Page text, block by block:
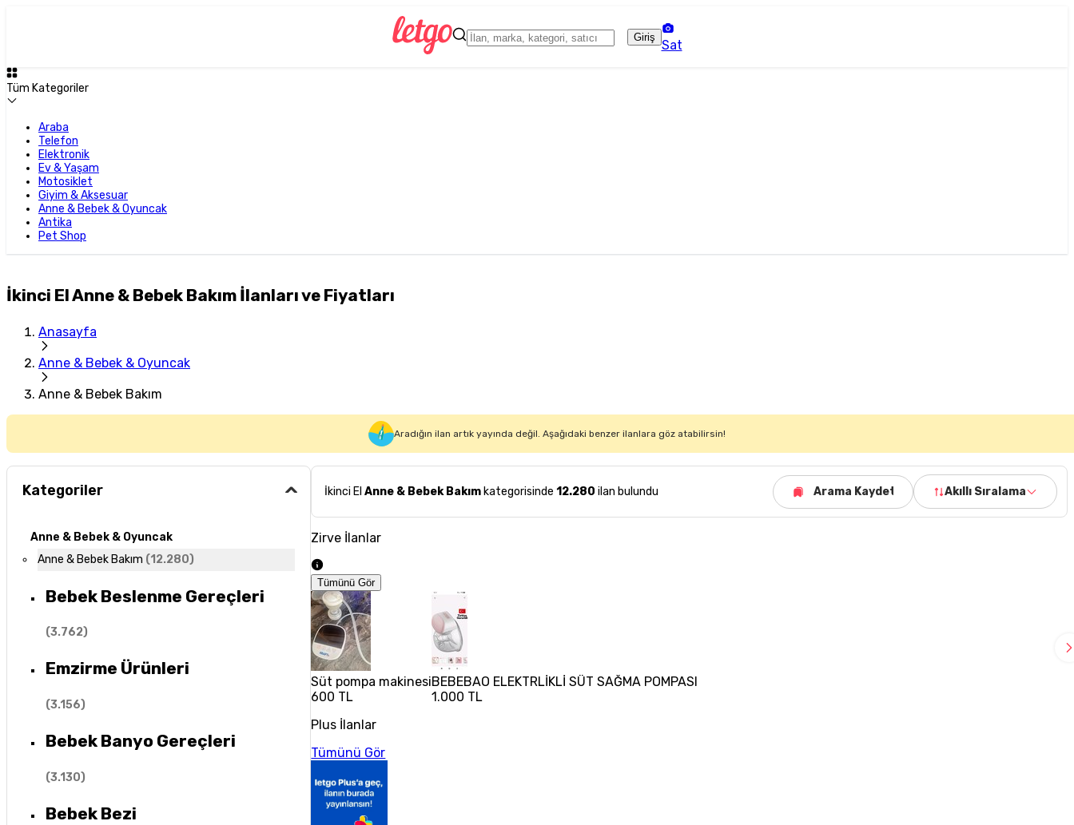
Giriş
Sat
Tüm Kategoriler
Araba
Telefon
Elektronik
Ev & Yaşam
Motosiklet
Giyim & Aksesuar
Anne & Bebek & Oyuncak
Antika
Pet Shop
İkinci El Anne & Bebek Bakım İlanları ve Fiyatları
Anasayfa
Anne & Bebek & Oyuncak
Anne & Bebek Bakım
Aradığın ilan artık yayında değil. Aşağıdaki benzer ilanlara göz atabilirsin!
Kategoriler
Anne & Bebek & Oyuncak
Anne & Bebek Bakım (12.280)
Bebek Beslenme Gereçleri
(3.762)
Emzirme Ürünleri
(3.156)
Bebek Banyo Gereçleri
(3.130)
Bebek Bezi
İkinci ElAnne & Bebek Bakım kategorisinde 12.280 ilan bulundu Arama Kaydet Akıllı Sıralama
Zirve İlanlar
Tümünü Gör
Süt pompa makinesi
600 TL
BEBEBAO ELEKTRLİKLİ SÜT SAĞMA POMPASI
1.000 TL
Plus İlanlar
Tümünü Gör